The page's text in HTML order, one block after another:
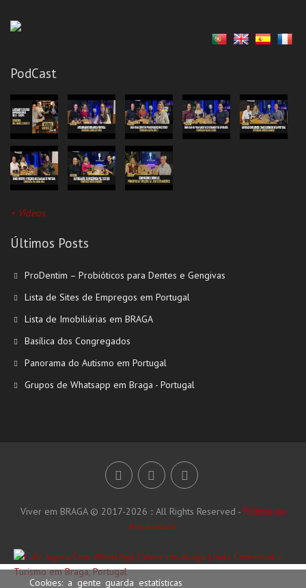
PodCast
+ Vídeos
Últimos Posts
ProDentim – Probióticos para Dentes e Gengivas
Lista de Sites de Empregos em Portugal
Lista de Imobiliárias em BRAGA
Basílica dos Congregados
Panorama do Autismo em Portugal
Grupos de Whatsapp em Braga - Portugal
Viver em BRAGA © 2017-2026 :: All Rights Reserved - Política de
Privacidade
Cookies: a gente guarda estatísticas